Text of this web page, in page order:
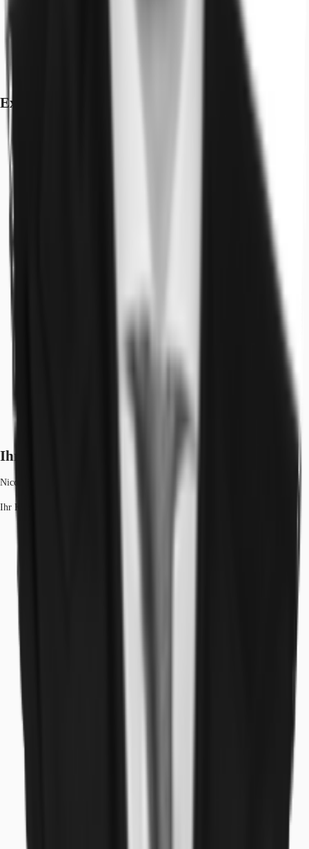
Exposé herunterladen
Ihr Kontakt
Nicolai Reichert
Ihr Kontakt